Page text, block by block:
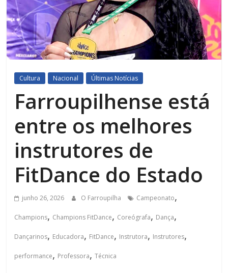
Cultura Nacional Últimas Notícias
Farroupilhense está
entre os melhores
instrutores de
FitDance do Estado
junho 26, 2026 O Farroupilha Campeonato,
Champions, Champions FitDance, Coreógrafa, Dança,
Dançarinos, Educadora, FitDance, Instrutora, Instrutores,
performance, Professora,Técnica